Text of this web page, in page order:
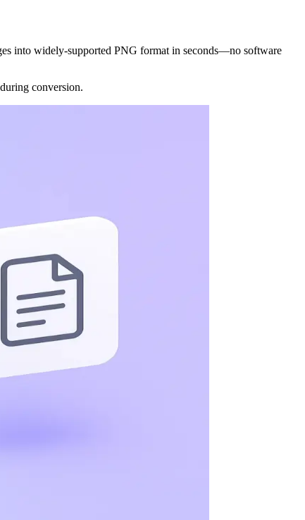
into widely-supported PNG format in seconds—no software
conversion.